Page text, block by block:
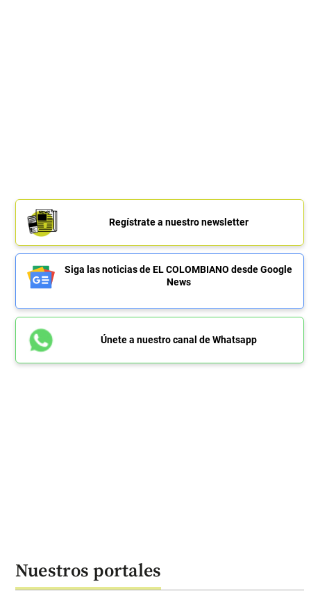
Regístrate a nuestro newsletter
Siga las noticias de EL COLOMBIANO desde Google
News
Únete a nuestro canal de Whatsapp
Nuestros portales